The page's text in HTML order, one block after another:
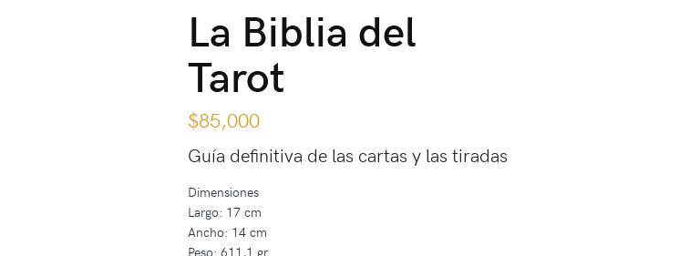
La Biblia del
Tarot
$85,000
Guía definitiva de las cartas y las tiradas
Dimensiones
Largo: 17 cm
Ancho: 14 cm
Peso: 611,1 gr